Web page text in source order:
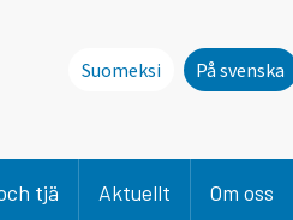
Suomeksi På svenska
tjä Aktuellt Om oss